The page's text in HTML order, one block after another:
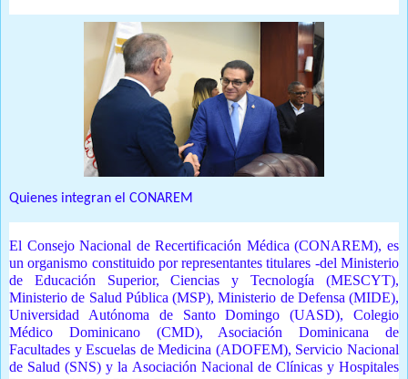
Quienes integran el CONAREM
El Consejo Nacional de Recertificación Médica (CONAREM), es
un organismo constituido por representantes titulares -del Ministerio
de Educación Superior, Ciencias y Tecnología (MESCYT),
Ministerio de Salud Pública (MSP), Ministerio de Defensa (MIDE),
Universidad Autónoma de Santo Domingo (UASD), Colegio
Médico Dominicano (CMD), Asociación Dominicana de
Facultades y Escuelas de Medicina (ADOFEM), Servicio Nacional
de Salud (SNS) y la Asociación Nacional de Clínicas y Hospitales